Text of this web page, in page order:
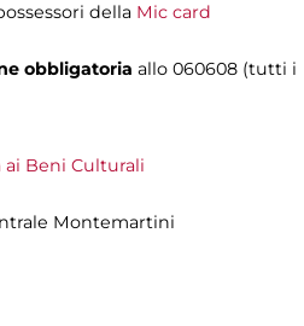
della Mic card
obbligatoria allo 060608 (tutti i
Beni Culturali
Montemartini